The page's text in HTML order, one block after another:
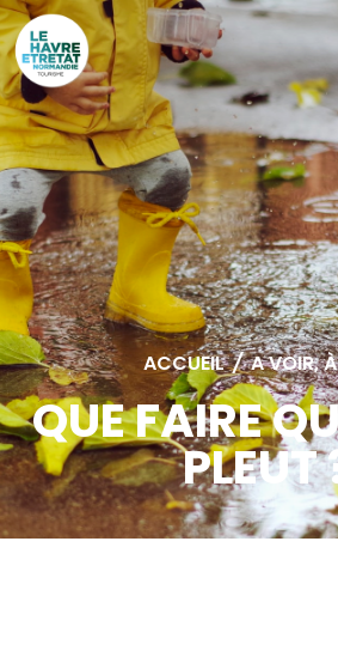
ACCUEIL / A VOIR,
QUE FAIRE
PLEUT
Cookies management panel